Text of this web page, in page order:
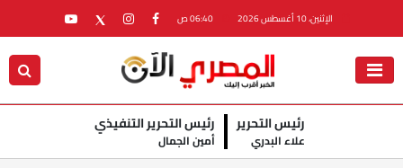
الإثنين، 10 أغسطس 2026 06:40 ص
رئيس التحرير
علاء البدري
رئيس التحرير التنفيذي
أمين الجمال